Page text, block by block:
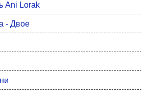
Lorak
- Двое